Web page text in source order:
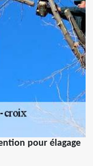
pour élagage